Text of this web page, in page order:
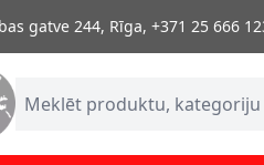
gatve 244, Rīga, +371 25 666